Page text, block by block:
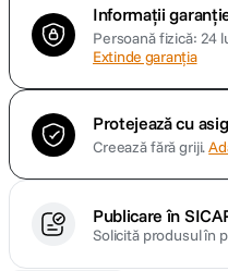
Informații
Persoană fizică: 24
Extinde garanția
Protejează cu
Creează fără griji.
Publicare în
Solicită produsul în